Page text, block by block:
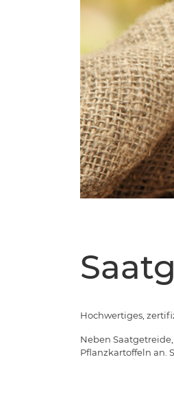
Hochwertiges,
Neben
Pflanzkartoffeln an.